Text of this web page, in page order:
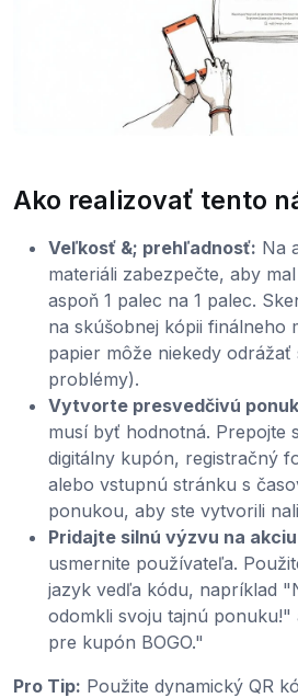
Ako realizovať tento
Veľkosť &; prehľadnosť: Na
materiáli zabezpečte, aby
aspoň 1 palec na 1 palec.
na skúšobnej kópii finálneho
papier môže niekedy
problémy).
Vytvorte presvedčivú
musí byť hodnotná. Prepojte
digitálny kupón, registračný
alebo vstupnú stránku s
ponukou, aby ste vytvorili
Pridajte silnú výzvu na
usmernite používateľa.
jazyk vedľa kódu, napríklad
odomkli svoju tajnú
pre kupón BOGO."
Pro Tip: Použite dynamický QR